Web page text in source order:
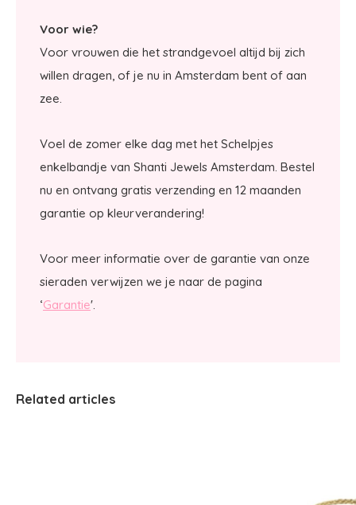
Voor wie?
Voor vrouwen die het strandgevoel altijd bij zich
willen dragen, of je nu in Amsterdam bent of aan
zee.
Voel de zomer elke dag met het Schelpjes
enkelbandje van Shanti Jewels Amsterdam. Bestel
nu en ontvang gratis verzending en 12 maanden
garantie op kleurverandering!
Voor meer informatie over de garantie van onze
sieraden verwijzen we je naar de pagina
‘Garantie'.
Related articles